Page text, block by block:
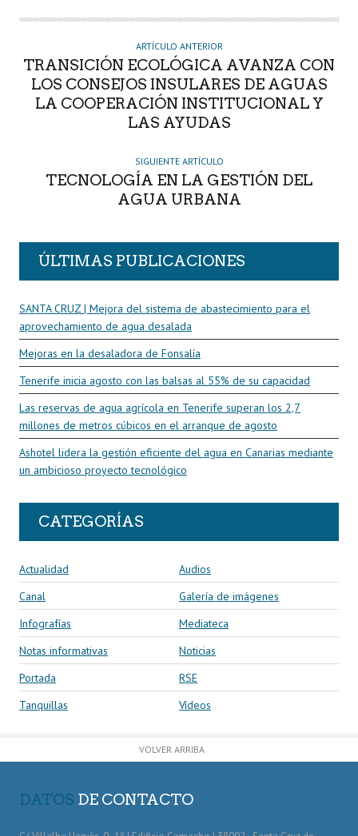
O
ARTÍCULO ANTERIOR
TRANSICIÓN ECOLÓGICA AVANZA CON
LOS CONSEJOS INSULARES DE AGUAS
LA COOPERACIÓN INSTITUCIONAL Y
LAS AYUDAS
SIGUIENTE ARTÍCULO
TECNOLOGÍA EN LA GESTIÓN DEL
AGUA URBANA
ÚLTIMAS PUBLICACIONES
SANTA CRUZ | Mejora del sistema de abastecimiento para el
aprovechamiento de agua desalada
Mejoras en la desaladora de Fonsalía
Tenerife inicia agosto con las balsas al 55% de su capacidad
Las reservas de agua agrícola en Tenerife superan los 2,7
millones de metros cúbicos en el arranque de agosto
Ashotel lidera la gestión eficiente del agua en Canarias mediante
un ambicioso proyecto tecnológico
CATEGORÍAS
Actualidad
Audios
Canal
Galería de imágenes
Infografías
Mediateca
Notas informativas
Noticias
Portada
RSE
Tanquillas
Vídeos
VOLVER ARRIBA
DATOS DE CONTACTO